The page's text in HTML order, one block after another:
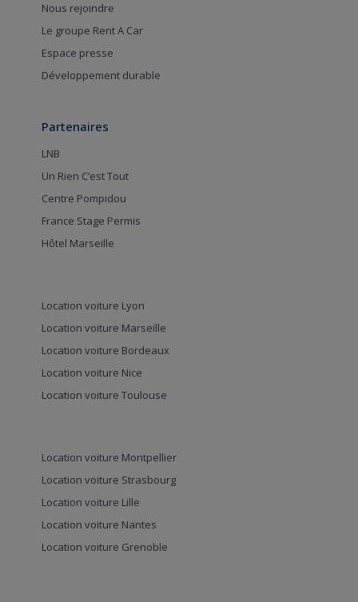
Nous rejoindre
Le groupe Rent A Car
Espace presse
Développement durable
Partenaires
LNB
Un Rien C’est Tout
Centre Pompidou
France Stage Permis
Hôtel Marseille
Location voiture Lyon
Location voiture Marseille
Location voiture Bordeaux
Location voiture Nice
Location voiture Toulouse
Location voiture Montpellier
Location voiture Strasbourg
Location voiture Lille
Location voiture Nantes
Location voiture Grenoble